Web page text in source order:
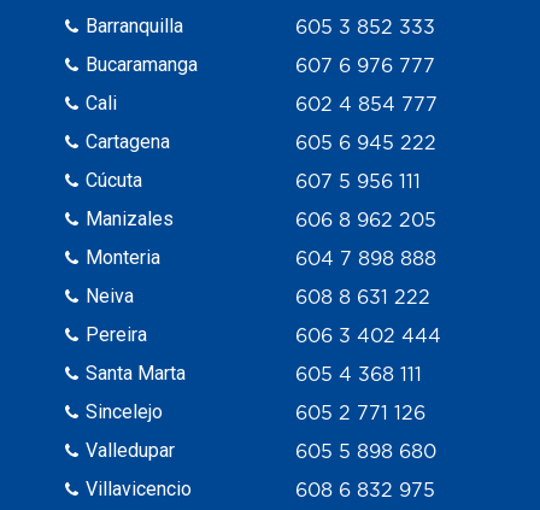
Barranquilla
Bucaramanga
Cali
Cartagena
Cúcuta
Manizales
Monteria
Neiva
Pereira
Santa Marta
Sincelejo
Valledupar
Villavicencio
605 3 852 333
607 6 976 777
602 4 854 777
605 6 945 222
607 5 956 111
606 8 962 205
604 7 898 888
608 8 631 222
606 3 402 444
605 4 368 111
605 2 771 126
605 5 898 680
608 6 832 975